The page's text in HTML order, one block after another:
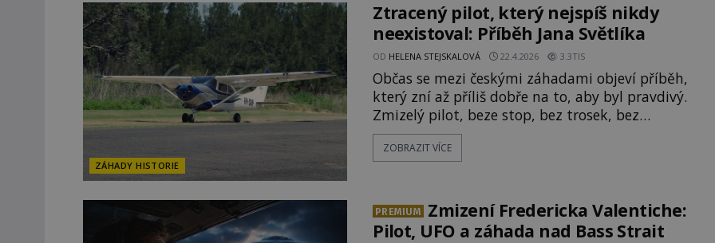
ZÁHADY HISTORIE
Ztracený pilot, který nejspíš nikdy
neexistoval: Příběh Jana Světlíka
OD HELENA STEJSKALOVÁ 22.4.2026 3.3TIS
Občas se mezi českými záhadami objeví příběh,
který zní až příliš dobře na to, aby byl pravdivý.
Zmizelý pilot, beze stop, bez trosek, bez
vysvětlení. Jenže právě tady začíná být tahle
„záhada“ podezřele zajímavá, protože čím víc ji
internetem a různými seznamy záhad. Scénář je
lákavý: zkušený český pilot
ZOBRAZIT VÍCE
PREMIUM
Zmizení Fredericka Valentiche:
Pilot, UFO a záhada nad Bass Strait